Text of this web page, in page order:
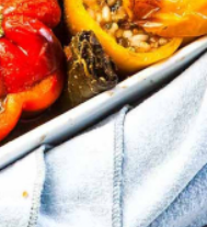
Εύκολη 1:35